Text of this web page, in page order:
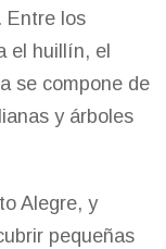
Entre los
el huillín, el
se compone de
y árboles
Alegre, y
pequeñas